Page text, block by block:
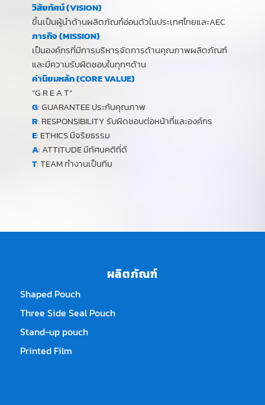
วิสัยทัศน์ (VISION)
ขึ้นเป็นผู้นำด้านผลิตภัณฑ์อ่อนตัวในประเทศไทยและAEC
ภารกิจ (MISSION)
เป็นองค์กรที่มีการบริหารจัดการด้านคุณภาพผลิตภัณฑ์
และมีความรับผิดชอบในทุกๆด้าน
ค่านิยมหลัก (CORE VALUE)
“G R E A T”
G: GUARANTEE ประกันคุณภาพ
R: RESPONSIBILITY รับผิดชอบต่อหน้าที่และองค์กร
E: ETHICS มีจริยธรรม
A: ATTITUDE มีทัศนคติที่ดี
T: TEAM ทำงานเป็นทีม
ผลิตภัณฑ์
Shaped Pouch
Three Side Seal Pouch
Stand-up pouch
Printed Film